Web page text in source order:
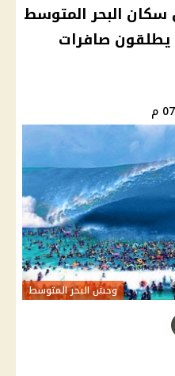
البحر المتوسط
يطلقون صافرات
وحش البحر المتوسط